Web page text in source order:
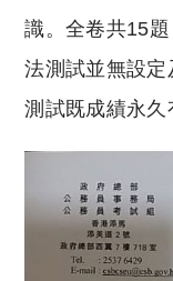
識。全卷共15
法測試並無設
測試既成績永久